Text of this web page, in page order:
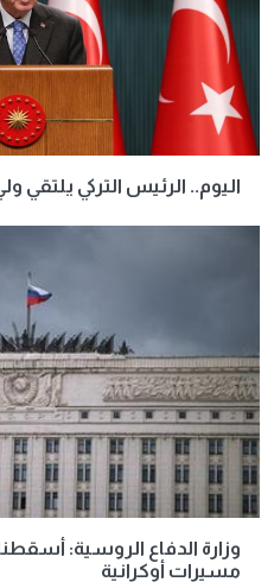
اليوم.. الرئيس التركي يلتقي
مسيرات أوكرانية